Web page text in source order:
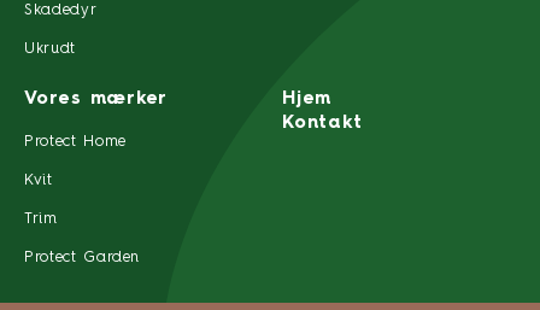
Skadedyr
Ukrudt
Vores mærker
Protect Home
Kvit
Trim
Protect Garden
Hjem
Kontakt